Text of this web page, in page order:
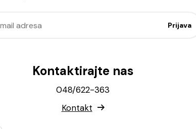
Kontaktirajte nas
048/622-363
Kontakt